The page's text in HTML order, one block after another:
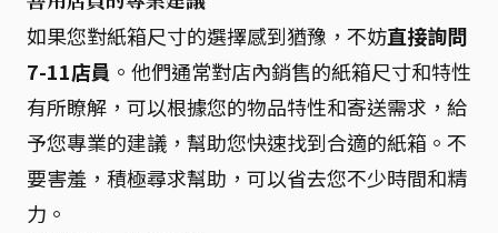
如果您對紙箱尺寸的選擇感到猶豫，不妨直接詢問
7-11店員 。他們通常對店內銷售的紙箱尺寸和特性
有所瞭解，可以根據您的物品特性和寄送需求，給
予您專業的建議，幫助您快速找到合適的紙箱。不
要害羞，積極尋求幫助，可以省去您不少時間和精
力。